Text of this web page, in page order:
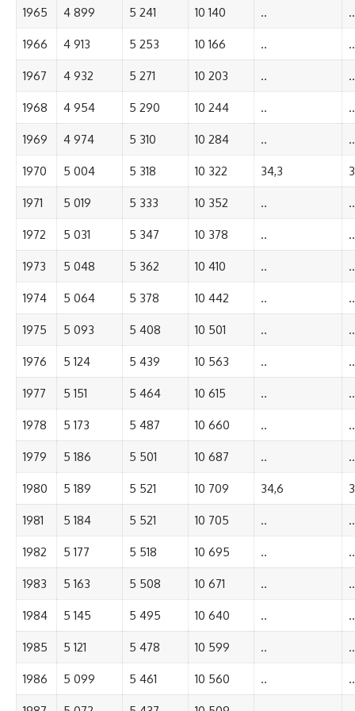
1965 4 899 5 241 10 140 .. ..
1966 4 913 5 253 10 166 .. ..
1967 4 932 5 271 10 203 .. ..
1968 4 954 5 290 10 244 .. ..
1969 4 974 5 310 10 284 .. ..
1970 5 004 5 318 10 322 34,3
1971 5 019 5 333 10 352 .. ..
1972 5 031 5 347 10 378 .. ..
1973 5 048 5 362 10 410 .. ..
1974 5 064 5 378 10 442 .. ..
1975 5 093 5 408 10 501 .. ..
1976 5 124 5 439 10 563 .. ..
1977 5 151 5 464 10 615 .. ..
1978 5 173 5 487 10 660 .. ..
1979 5 186 5 501 10 687 .. ..
1980 5 189 5 521 10 709 34,6
1981 5 184 5 521 10 705 .. ..
1982 5 177 5 518 10 695 .. ..
1983 5 163 5 508 10 671 .. ..
1984 5 145 5 495 10 640 .. ..
1985 5 121 5 478 10 599 .. ..
1986 5 099 5 461 10 560 .. ..